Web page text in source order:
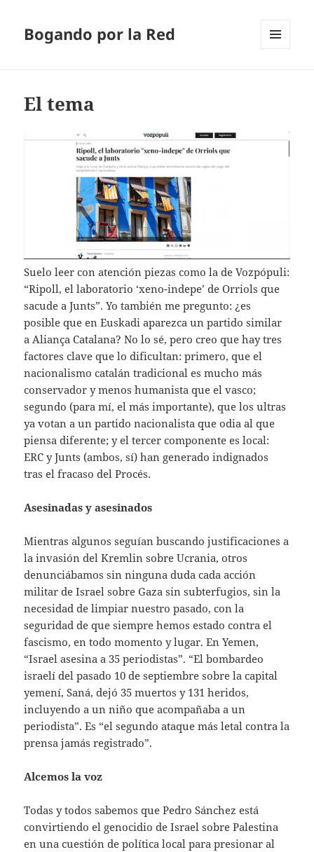
Bogando por la Red
El tema
Suelo leer con atención piezas como la de Vozpópuli:
“Ripoll, el laboratorio ‘xeno-indepe’ de Orriols que
sacude a Junts”. Yo también me pregunto: ¿es
posible que en Euskadi aparezca un partido similar
a Aliança Catalana? No lo sé, pero creo que hay tres
factores clave que lo dificultan: primero, que el
nacionalismo catalán tradicional es mucho más
conservador y menos humanista que el vasco;
segundo (para mí, el más importante), que los ultras
ya votan a un partido nacionalista que odia al que
piensa diferente; y el tercer componente es local:
ERC y Junts (ambos, sí) han generado indignados
tras el fracaso del Procés.
Asesinadas y asesinados
Mientras algunos seguían buscando justificaciones a
la invasión del Kremlin sobre Ucrania, otros
denunciábamos sin ninguna duda cada acción
militar de Israel sobre Gaza sin subterfugios, sin la
necesidad de limpiar nuestro pasado, con la
seguridad de que siempre hemos estado contra el
fascismo, en todo momento y lugar. En Yemen,
“Israel asesina a 35 periodistas”. “El bombardeo
israelí del pasado 10 de septiembre sobre la capital
yemení, Saná, dejó 35 muertos y 131 heridos,
incluyendo a un niño que acompañaba a un
periodista”. Es “el segundo ataque más letal contra la
prensa jamás registrado”.
Alcemos la voz
Todas y todos sabemos que Pedro Sánchez está
convirtiendo el genocidio de Israel sobre Palestina
en una cuestión de política local para presionar al